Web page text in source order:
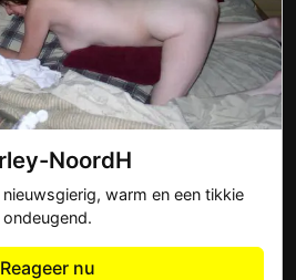
NoordH
warm en een tikkie
ondeugend.
Reageer nu